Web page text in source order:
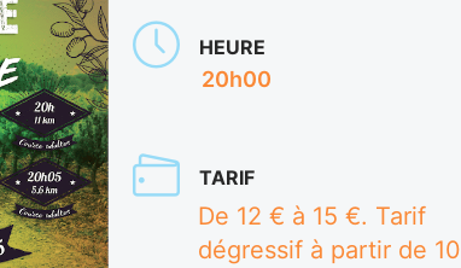
HEURE
20h00
TARIF
De 12 € à 15 €. Tarif
dégressif à partir de 10